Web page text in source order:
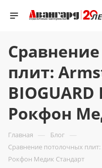
плит:
BIOGUARD
Рокфон
Главная — Блог —
Сравнение потолочных плит:
Рокфон Медик Стандарт